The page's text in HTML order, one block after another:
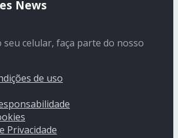
News
seu celular, faça parte do nosso
de uso
Privacidade